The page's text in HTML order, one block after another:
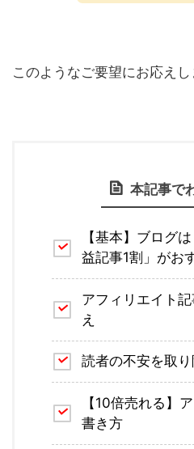
このようなご要望にお応えし
本記事で
【基本】ブログ
益記事1割」がお
アフィリエイト
え
読者の不安を取り
【10倍売れる】
書き方